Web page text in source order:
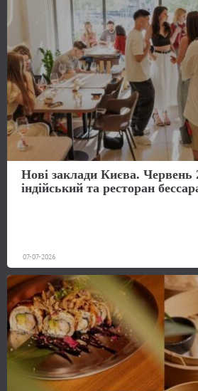
Нові заклади Києва. Червень
індійський та ресторан
07-07-2026